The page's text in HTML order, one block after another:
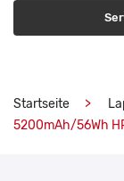
Startseite
5200mAh/56Wh